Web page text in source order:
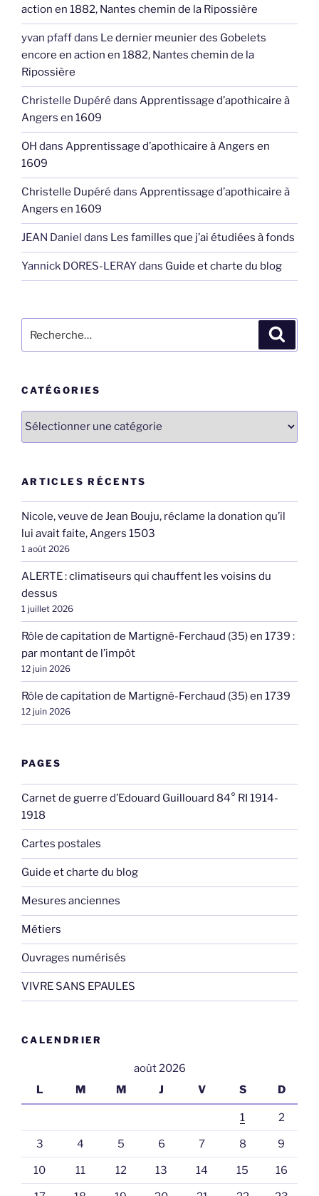
action en 1882, Nantes chemin de la Ripossière
yvan pfaffdans Le dernier meunier des Gobelets
encore en action en 1882, Nantes chemin de la
Ripossière
Christelle Dupéré dans Apprentissage d’apothicaire à
Angers en 1609
OH dans Apprentissage d’apothicaire à Angers en
1609
Christelle Dupéré dans Apprentissage d’apothicaire à
Angers en 1609
JEAN Daniel dans Les familles que j’ai étudiées à fonds
Yannick DORES-LERAYdans Guide et charte du blog
pour
CATÉGORIES
Catégories
ARTICLES RÉCENTS
Nicole, veuve de Jean Bouju, réclame la donation qu’il
lui avait faite, Angers 1503
1 août 2026
ALERTE : climatiseurs qui chauffent les voisins du
dessus
1 juillet 2026
Rôle de capitation de Martigné-Ferchaud (35) en 1739 :
par montant de l’impôt
12 juin 2026
Rôle de capitation de Martigné-Ferchaud (35) en 1739
12 juin 2026
PAGES
Carnet de guerre d’Edouard Guillouard 84° RI 1914-
1918
Cartes postales
Guide et charte du blog
Mesures anciennes
Métiers
Ouvrages numérisés
VIVRE SANS EPAULES
CALENDRIER
août 2026
L
M M J V S D
1 2
3 4 5 6 7 8 9
10 11 12 13 14 15 16